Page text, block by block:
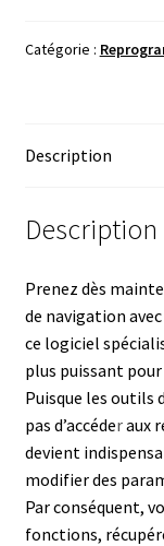
&
&
RNS
Catégorie :
Description
Description
Prenez dès
de navigation avec
ce logiciel
plus puissant
Puisque les outils
pas d’accéderaux
devient
modifier des
Par conséquent,
fonctions,